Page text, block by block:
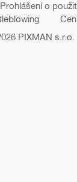
Prohlášení o
PIXMAN s.r.o.